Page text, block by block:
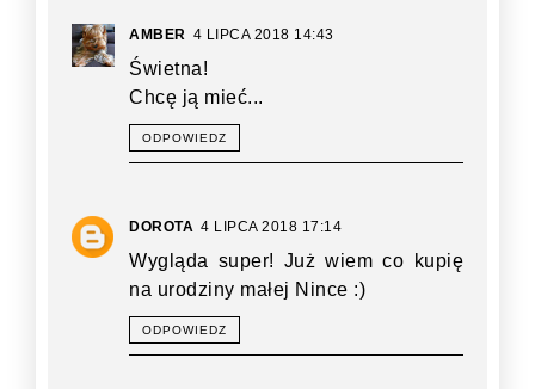
AMBER 4 LIPCA 2018 14:43
Świetna!
Chcę ją mieć...
ODPOWIEDZ
DOROTA 4 LIPCA 2018 17:14
Wygląda super! Już wiem co kupię
na urodziny małej Nince :)
ODPOWIEDZ